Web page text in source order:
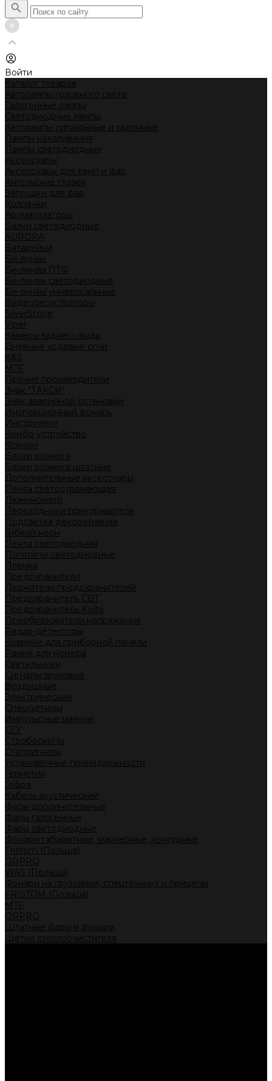
Войти
Каталог товаров
Автолампы головного света
Галогенные лампы
Светодиодные лампы
Автолампы сигнальные и салонные
Лампы накаливания
Лампы светодиодные
Аксессуары
Аксессуары для ламп и фар
Ангельские глазки
Заглушки для фар
Колпачки
Ароматизаторы
Балки светодиодные
AURORA
Батарейки
Би-линзы
Би-линзы ПТФ
Би-линзы светодиодные
Би-линзы универсальные
Видеорегистраторы
SilverStone
Viper
Камеры заднего вида
Дневные ходовые огни
K&S
MTF
Прочие производители
Знак "ТАКСИ"
Знак аварийной остановки
Инспекционный фонарь
Инструмент
Комбо устройство
Ксенон
Блоки розжига
Блоки розжига штатные
Дополнительные аксессуары
Лента светоотражающая
Люминометр
Переходники прикуривателя
Подсветка декоративная
Гибкий неон
Лента светодиодная
Логотипы светодиодные
Пленка
Предохранители
Держатели предохранителей
Предохранитель CBT
Предохранитель Koito
Преобразователи напряжения
Радар-детекторы
Коврики для приборной панели
Рамки для номера
Светильники
Сигналы звуковые
Воздушные
Электрические
Спецсигналы
Импульсные маячки
СГУ
Стробоскопы
Стопсигналы
Установочные принадлежности
Герметик
Гофра
Кабель акустический
Фары дополнительные
Фары галогенные
Фары светодиодные
Фонари габаритные, маркерные, контурные
Fristom (Польша)
ORPRO
WAS (Польша)
Фонари на грузовики, спецтехнику и прицепы
FRISTOM (Польша)
MTF
ORPRO
Штатные фары и фонари
Щетки стеклоочистителя